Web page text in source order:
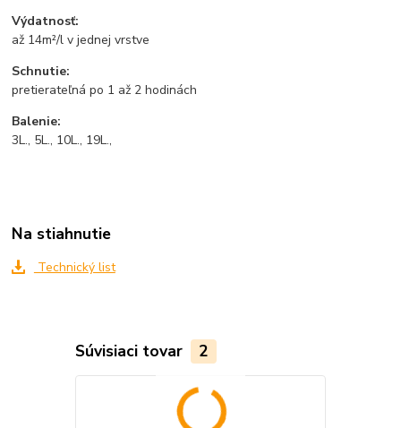
Výdatnosť:
až 14m²/l v jednej vrstve
Schnutie:
pretierateľná po 1 až 2 hodinách
Balenie:
3L., 5L., 10L., 19L.,
Na stiahnutie
Technický list
Súvisiaci tovar 2